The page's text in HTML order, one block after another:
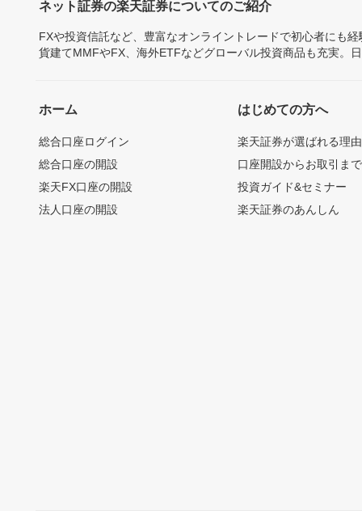
ネット証券の楽天証券についてのご紹介
FXや投資信託など、豊富なオンライントレードで初心者にも
貨建てMMFやFX、海外ETFなどグローバル投資商品も充実。
ホーム
総合口座ログイン
総合口座の開設
楽天FX口座の開設
法人口座の開設
はじめての方へ
楽天証券が選ばれる理由
口座開設からお取引ま
投資ガイド&セミナー
楽天証券のあんしん